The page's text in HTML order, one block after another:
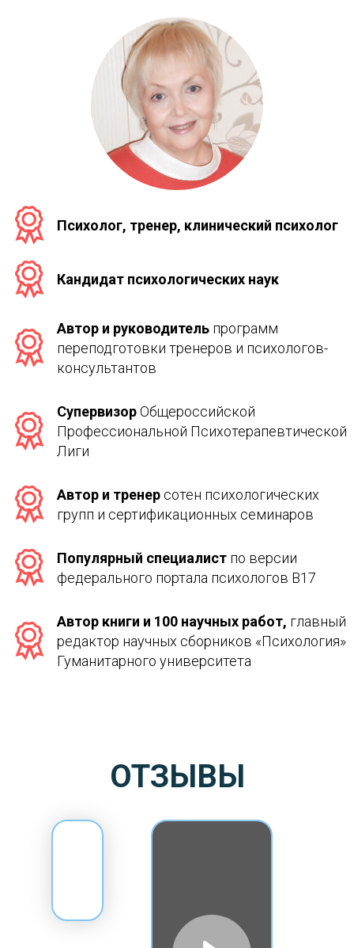
Психолог, тренер, клинический психолог
Кандидат психологических наук
Автор и руководитель программ
переподготовки тренеров и психологов-
консультантов
Супервизор Общероссийской
Профессиональной Психотерапевтической
Лиги
Автор и тренер сотен психологических
групп и сертификационных семинаров
Популярный специалист по версии
федерального портала психологов B17
Автор книги и 100 научных работ, главный
редактор научных сборников «Психология»
Гуманитарного университета
ОТЗЫВЫ